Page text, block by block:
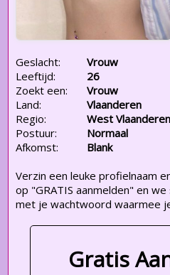
Geslacht:
Vrouw
Leeftijd:
26
Zoekt een:
Vrouw
Land:
Vlaanderen
Regio:
West Vlaanderen
Postuur:
Normaal
Afkomst:
Blank
Verzin een leuke profielnaam
op "GRATIS aanmelden" en
met je wachtwoord waarmee
Gratis